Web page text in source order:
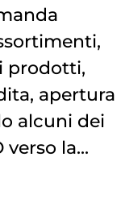
prodotti,
apertura
alcuni dei
la...